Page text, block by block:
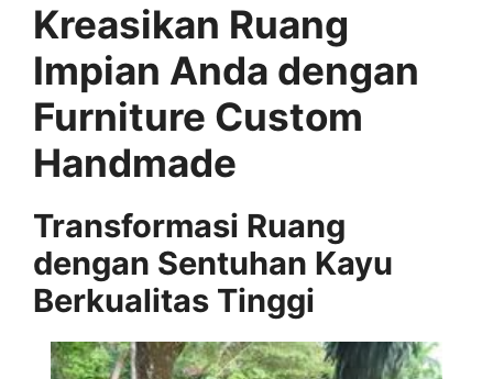
Kreasikan Ruang
Impian Anda dengan
Furniture Custom
Handmade
Transformasi Ruang
dengan Sentuhan Kayu
Berkualitas Tinggi